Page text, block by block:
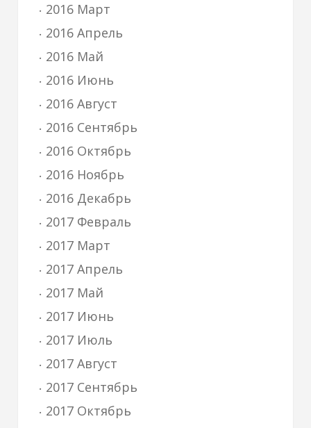
2016 Март
2016 Апрель
2016 Май
2016 Июнь
2016 Август
2016 Сентябрь
2016 Октябрь
2016 Ноябрь
2016 Декабрь
2017 Февраль
2017 Март
2017 Апрель
2017 Май
2017 Июнь
2017 Июль
2017 Август
2017 Сентябрь
2017 Октябрь